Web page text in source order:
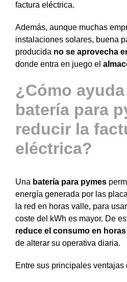
factura eléctrica.
Además, aunque muchas
instalaciones solares, buena
producida no se aprovecha
donde entra en juego el
¿Cómo
batería para
reducir la
eléctrica?
Una batería para pymes
energía generada por las
la red en horas valle, para
coste del kWh es mayor. De
reduce el consumo en
de alterar su operativa diaria.
Entre sus principales ventajas